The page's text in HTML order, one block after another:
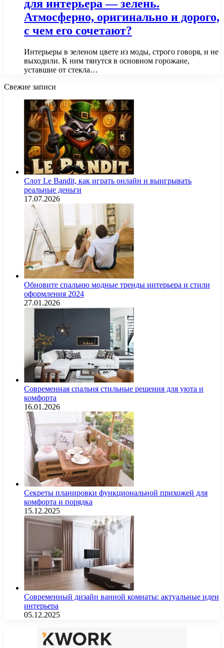
для интерьера — зелень.
Атмосферно, оригинально и дорого,
с чем его сочетают?
Интерьеры в зеленом цвете из моды, строго говоря, и не
выходили. К ним тянутся в основном горожане,
уставшие от стекла…
Свежие записи
Слот Le Bandit, как играть онлайн и выигрывать
реальные деньги
17.07.2026
Обновите спальню модные тренды интерьера и стили
оформления 2024
27.01.2026
Современная спальня стильные решения для уюта и
комфорта
16.01.2026
Секреты планировки функциональной прихожей для
комфорта и порядка
15.12.2025
Современный дизайн ванной комнаты: актуальные идеи
интерьера
05.12.2025